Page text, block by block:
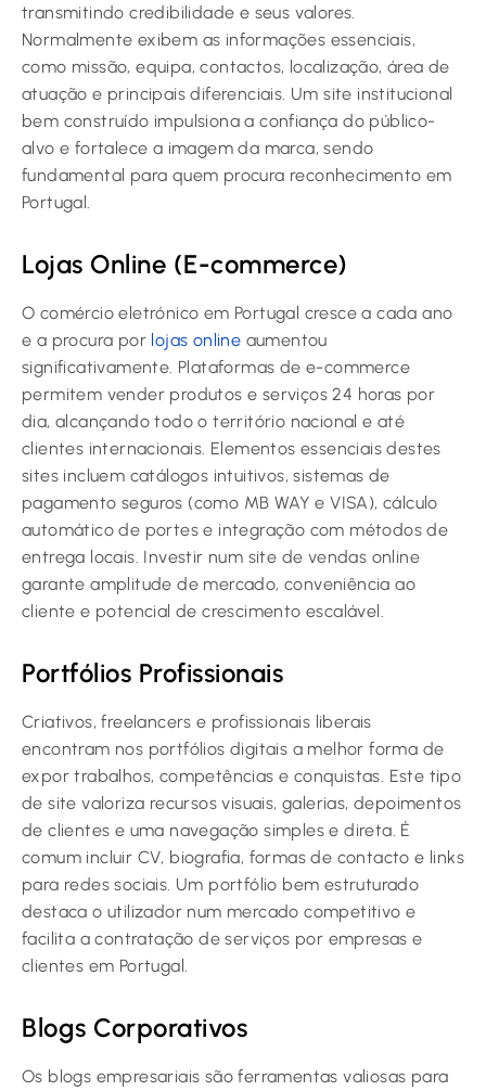
transmitindo credibilidade e seus valores.
Normalmente exibem as informações essenciais,
como missão, equipa, contactos, localização, área de
atuação e principais diferenciais. Um site institucional
bem construído impulsiona a confiança do público-
alvo e fortalece a imagem da marca, sendo
fundamental para quem procura reconhecimento em
Portugal.
Lojas Online (E-commerce)
O comércio eletrónico em Portugal cresce a cada ano
e a procura por lojas online aumentou
significativamente. Plataformas de e-commerce
permitem vender produtos e serviços 24 horas por
dia, alcançando todo o território nacional e até
clientes internacionais. Elementos essenciais destes
sites incluem catálogos intuitivos, sistemas de
pagamento seguros (como MB WAY e VISA), cálculo
automático de portes e integração com métodos de
entrega locais. Investir num site de vendas online
garante amplitude de mercado, conveniência ao
cliente e potencial de crescimento escalável.
Portfólios Profissionais
Criativos, freelancers e profissionais liberais
encontram nos portfólios digitais a melhor forma de
expor trabalhos, competências e conquistas. Este tipo
de site valoriza recursos visuais, galerias, depoimentos
de clientes e uma navegação simples e direta. É
comum incluir CV, biografia, formas de contacto e links
para redes sociais. Um portfólio bem estruturado
destaca o utilizador num mercado competitivo e
facilita a contratação de serviços por empresas e
clientes em Portugal.
Blogs Corporativos
Os blogs empresariais são ferramentas valiosas para